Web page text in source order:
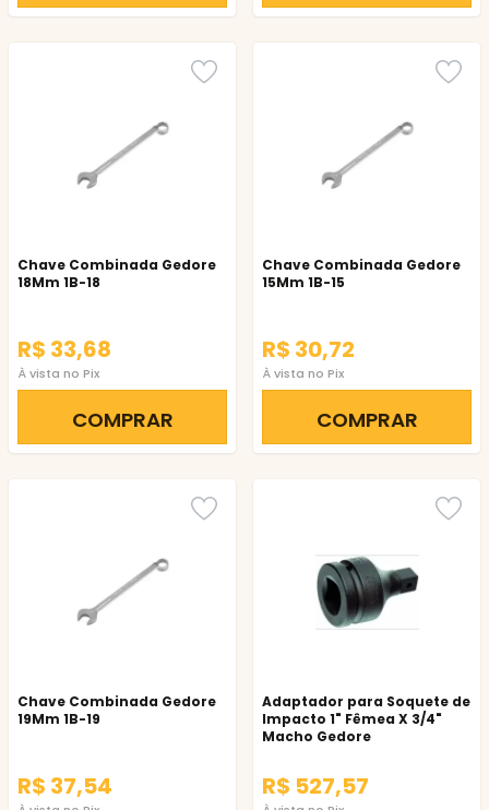
Chave Combinada Gedore
18Mm 1B-18
R$ 33,68
À vista no Pix
COMPRAR
Chave Combinada Gedore
15Mm 1B-15
R$ 30,72
À vista no Pix
COMPRAR
Chave Combinada Gedore
19Mm 1B-19
R$ 37,54
Adaptador para Soquete de
Impacto 1" Fêmea X 3/4"
Macho Gedore
R$ 527,57